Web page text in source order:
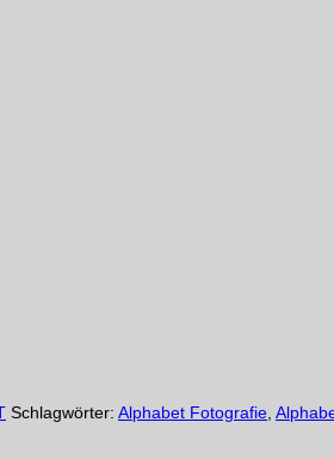
Schlagwörter: Alphabet Fotografie